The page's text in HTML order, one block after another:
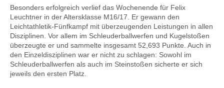
Besonders erfolgreich verlief das Wochenende für Felix
Leuchtner in der Altersklasse M16/17. Er gewann den
Leichtathletik-Fünfkampf mit überzeugenden Leistungen in allen
Disziplinen. Vor allem im Schleuderballwerfen und Kugelstoßen
überzeugte er und sammelte insgesamt 52,693 Punkte. Auch in
den Einzeldisziplinen war er nicht zu schlagen: Sowohl im
Schleuderballwerfen als auch im Steinstoßen sicherte er sich
jeweils den ersten Platz.